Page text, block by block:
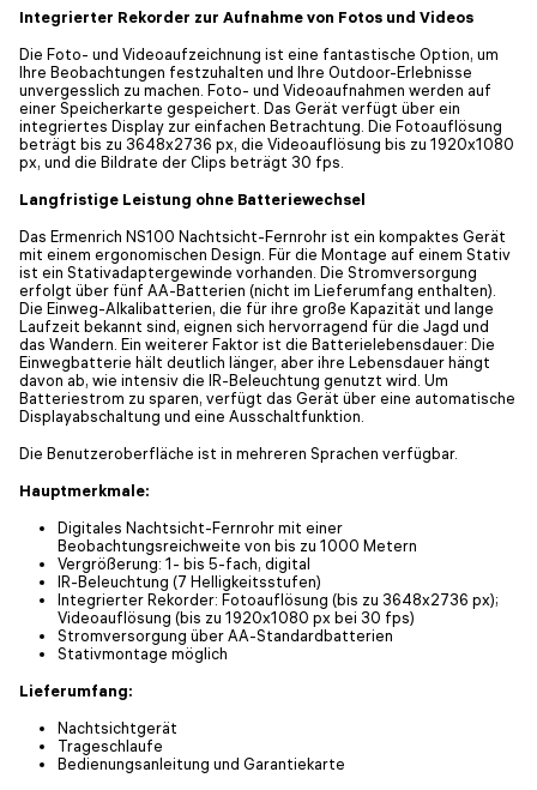
Integrierter Rekorder zur Aufnahme von Fotos und Videos
Die Foto- und Videoaufzeichnung ist eine fantastische Option, um
Ihre Beobachtungen festzuhalten und Ihre Outdoor-Erlebnisse
unvergesslich zu machen. Foto- und Videoaufnahmen werden auf
einer Speicherkarte gespeichert. Das Gerät verfügt über ein
integriertes Display zur einfachen Betrachtung. Die Fotoauflösung
beträgt bis zu 3648x2736 px, die Videoauflösung bis zu 1920x1080
px, und die Bildrate der Clips beträgt 30 fps.
Langfristige Leistung ohne Batteriewechsel
Das Ermenrich NS100 Nachtsicht-Fernrohr ist ein kompaktes Gerät
mit einem ergonomischen Design. Für die Montage auf einem Stativ
ist ein Stativadaptergewinde vorhanden. Die Stromversorgung
erfolgt über fünf AA-Batterien (nicht im Lieferumfang enthalten).
Die Einweg-Alkalibatterien, die für ihre große Kapazität und lange
Laufzeit bekannt sind, eignen sich hervorragend für die Jagd und
das Wandern. Ein weiterer Faktor ist die Batterielebensdauer: Die
Einwegbatterie hält deutlich länger, aber ihre Lebensdauer hängt
davon ab, wie intensiv die IR-Beleuchtung genutzt wird. Um
Batteriestrom zu sparen, verfügt das Gerät über eine automatische
Displayabschaltung und eine Ausschaltfunktion.
Die Benutzeroberfläche ist in mehreren Sprachen verfügbar.
Hauptmerkmale:
Digitales Nachtsicht-Fernrohr mit einer
Beobachtungsreichweite von bis zu 1000 Metern
Vergrößerung: 1- bis 5-fach, digital
IR-Beleuchtung (7 Helligkeitsstufen)
Integrierter Rekorder: Fotoauflösung (bis zu 3648x2736 px);
Videoauflösung (bis zu 1920x1080 px bei 30 fps)
Stromversorgung über AA-Standardbatterien
Stativmontage möglich
Lieferumfang:
Nachtsichtgerät
Trageschlaufe
Bedienungsanleitung und Garantiekarte